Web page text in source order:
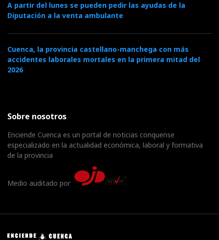
A partir del lunes se pueden pedir las ayudas de la
Diputación a la venta ambulante
Cuenca, la provincia castellano-manchega con más
accidentes laborales mortales en la primera mitad del
2026
Sobre nosotros
Enciende Cuenca es un portal de noticias conquense
especializado en la actualidad económica, laboral y formativa
de la provincia
Medio auditado por